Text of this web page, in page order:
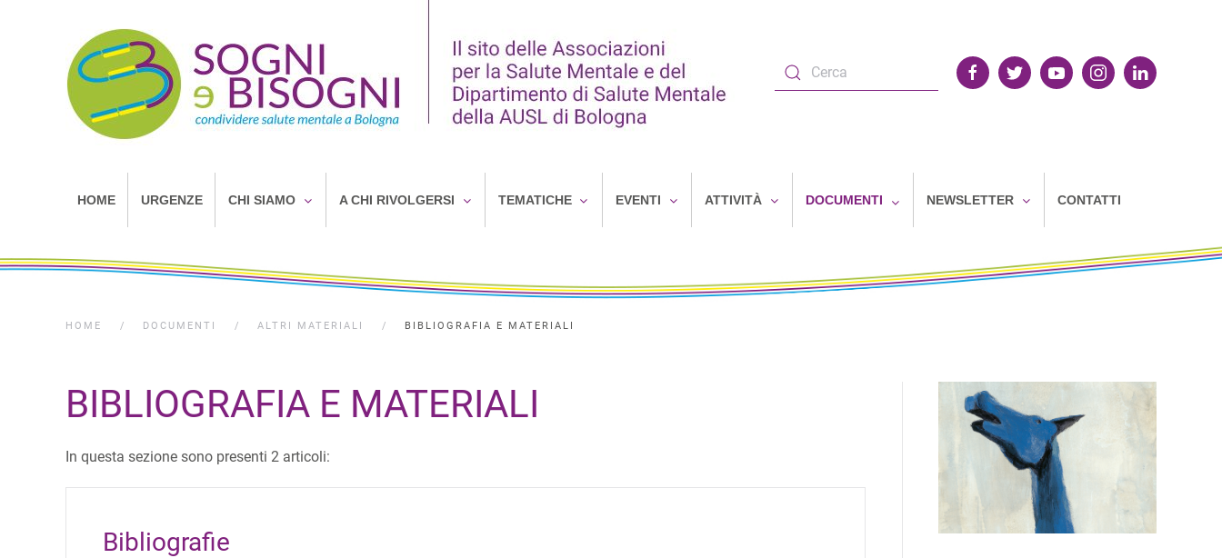
HOME URGENZE CHI SIAMO A CHI RIVOLGERSI TEMATICHE EVENTI ATTIVITÀ DOCUMENTI NEWSLETTER CONTATTI
HOME DOCUMENTI ALTRI MATERIALI BIBLIOGRAFIA E MATERIALI
BIBLIOGRAFIA E MATERIALI
In questa sezione sono presenti 2 articoli:
Bibliografie